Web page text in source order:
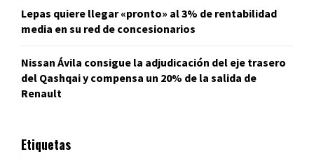
Lepas quiere llegar «pronto» al 3% de rentabilidad
media en su red de concesionarios
Nissan Ávila consigue la adjudicación del eje trasero
del Qashqai y compensa un 20% de la salida de
Renault
Etiquetas